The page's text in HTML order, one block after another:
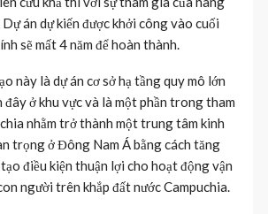
án dự kiến được khởi công vào cuối
sẽ mất 4 năm để hoàn thành.
này là dự án cơ sở hạ tầng quy mô lớn
đây ở khu vực và là một phần trong tham
nhằm trở thành một trung tâm kinh
trọng ở Đông Nam Á bằng cách tăng
điều kiện thuận lợi cho hoạt động vận
người trên khắp đất nước Campuchia.